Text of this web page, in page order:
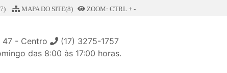
MAPA DO SITE(8) ZOOM: CTRL + -
47 - Centro
(17) 3275-1757
das 8:00 às 17:00 horas.